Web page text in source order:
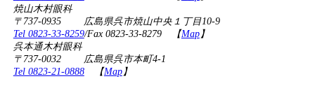
焼山木村眼科
〒737-0935 広島県呉市焼山中央１丁目10-9
Tel 0823-33-8259/Fax 0823-33-8279 【Map】
呉本通木村眼科
〒737-0032 広島県呉市本町4-1
Tel 0823-21-0888【Map】